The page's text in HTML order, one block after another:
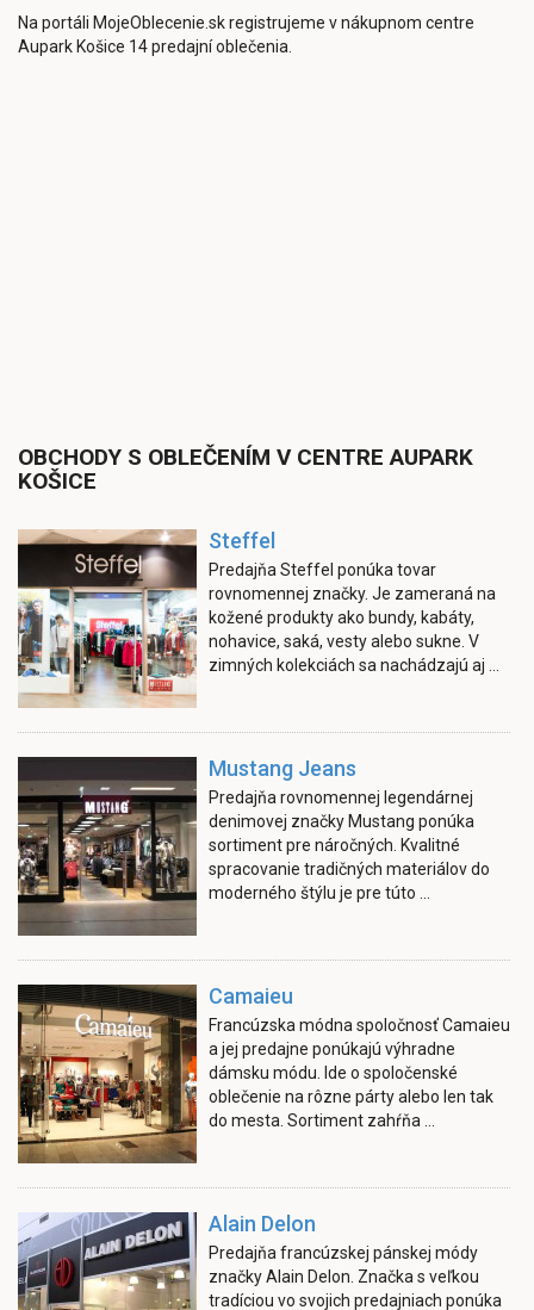
Na portáli MojeOblecenie.sk registrujeme v nákupnom centre
Aupark Košice 14 predajní oblečenia.
OBCHODY S OBLEČENÍM V CENTRE AUPARK
KOŠICE
Steffel
Predajňa Steffel ponúka tovar
rovnomennej značky. Je zameraná na
kožené produkty ako bundy, kabáty,
nohavice, saká, vesty alebo sukne. V
zimných kolekciách sa nachádzajú aj ...
Mustang Jeans
Predajňa rovnomennej legendárnej
denimovej značky Mustang ponúka
sortiment pre náročných. Kvalitné
spracovanie tradičných materiálov do
moderného štýlu je pre túto ...
Camaieu
Francúzska módna spoločnosť Camaieu
a jej predajne ponúkajú výhradne
dámsku módu. Ide o spoločenské
oblečenie na rôzne párty alebo len tak
do mesta. Sortiment zahŕňa ...
Alain Delon
Predajňa francúzskej pánskej módy
značky Alain Delon. Značka s veľkou
tradíciou vo svojich predajniach ponúka